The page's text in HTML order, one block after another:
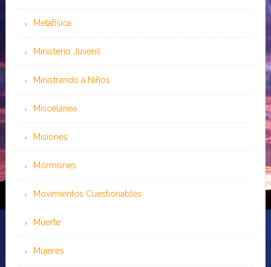
Metafísica
Ministerio Juvenil
Ministrando a Niños
Miscelánea
Misiones
Mormones
Movimientos Cuestionables
Muerte
Mujeres